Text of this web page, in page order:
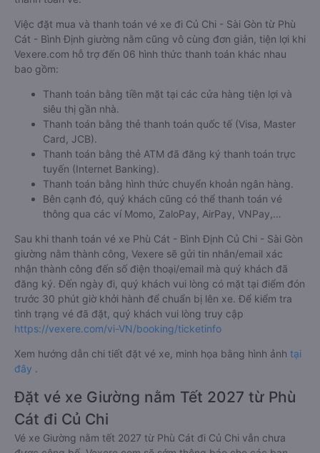
Việc đặt mua và thanh toán vé xe đi Củ Chi - Sài Gòn từ Phù
Cát - Bình Định giường nằm cũng vô cùng đơn giản, tiện lợi khi
Vexere.com hỗ trợ đến 06 hình thức thanh toán khác nhau
bao gồm:
Thanh toán bằng tiền mặt tại các cửa hàng tiện lợi và
siêu thị gần nhà.
Thanh toán bằng thẻ thanh toán quốc tế (Visa, Master
Card, JCB).
Thanh toán bằng thẻ ATM đã đăng ký thanh toán trực
tuyến (Internet Banking).
Thanh toán bằng hình thức chuyển khoản ngân hàng.
Bên cạnh đó, quý khách cũng có thể thanh toán vé
thông qua các ví Momo, ZaloPay, AirPay, VNPay,…
Sau khi thanh toán vé xe Phù Cát - Bình Định Củ Chi - Sài Gòn
giường nằm thành công, Vexere sẽ gửi tin nhắn/email xác
nhận thành công đến số điện thoại/email mà quý khách đã
đăng ký. Đến ngày đi, quý khách vui lòng có mặt tại điểm đón
trước 30 phút giờ khởi hành để chuẩn bị lên xe. Để kiểm tra
tình trạng vé đã đặt, quý khách vui lòng truy cập
https://vexere.com/vi-VN/booking/ticketinfo
Xem hướng dẫn chi tiết đặt vé xe, minh họa bằng hình ảnh tại
đây .
Đặt vé xe Giường nằm Tết 2027 từ Phù
Cát đi Củ Chi
Vé xe Giường nằm tết 2027 từ Phù Cát đi Củ Chi vẫn chưa